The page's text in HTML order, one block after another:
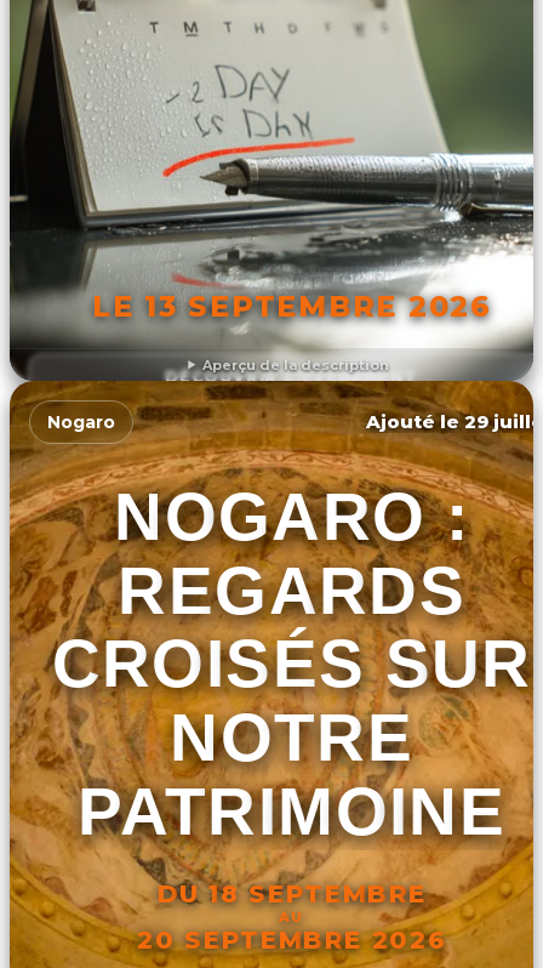
Aperçu de la description
LE 13 SEPTEMBRE 2026
DÉCOUVRIR L'ÉVÉNEMENT
Nogaro Ajouté le 29
NOGARO :
REGARDS
CROISÉS SUR
NOTRE
PATRIMOINE
DU 18 SEPTEMBRE
AU
20 SEPTEMBRE 2026